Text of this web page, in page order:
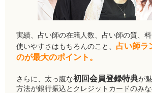
実績、占い師の在籍人数、占い師の質、
使いやすさはもちろんのこと、 占い師ラ
のが最大のポイント。
さらに、太っ腹な初回会員登録特典が
方法が銀行振込とクレジットカードのみ